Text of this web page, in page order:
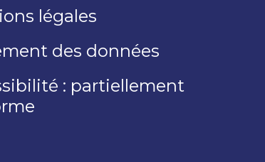
légales
des données
: partiellement